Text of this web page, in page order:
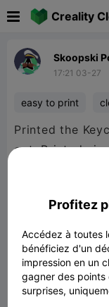
Creality
Skoopski
17:21 03-27
easy to print
Printed the
out. Printed
a slightly
Profitez
Accédez à toutes
bénéficiez d'un
impression en un
gagner des
surprises,